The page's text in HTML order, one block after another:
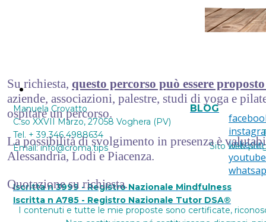
Su richiesta, questo percorso può essere
aziende, associazioni, palestre, studi di yoga e
ospitare un percorso.
La possibilità di svolgimento in presenza è
Alessandria, Lodi e Piacenza.
Quotazione su richiesta.
Contattami
linkedin
youtube
Manuela Crovatto
C.so XXVII Marzo, 27058 Voghera (PV)
Tel. + 39 346 4988634
Email: info@croma.tips
Iscritta n 3999 - Registro Nazionale Mindfulness
Iscritta n A785 - Registro Nazionale Tutor DSA®
BLOG
Sito web
I contenuti e tutte le mie proposte sono certificate,